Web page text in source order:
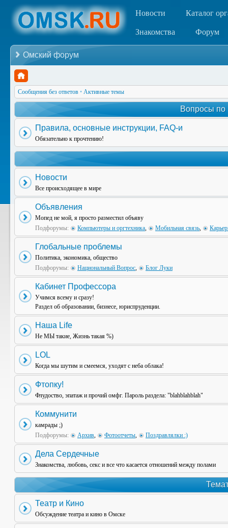
Новости Каталог
Знакомства Форум
Омский форум
Сообщения без ответов • Активные темы
Вопросы по
Правила, основные инструкции, FAQ-и
Обязательно к прочтению!
Новости
Все происходящее в мире
Объявления
Мопед не мой, я просто разместил объяву
Подфорумы:
Компьютеры и оргтехника, Мобильная связь,
Глобальные проблемы
Политика, экономика, общество
Подфорумы:
Национальный Вопрос, Блог Луки
Кабинет Профессора
Учимся всему и сразу!
Раздел об образовании, бизнесе, юриспруденции.
Наша Life
Не МЫ такие, Жизнь такая %)
LOL
Когда мы шутим и смеемся, уходят с неба облака!
Фтопку!
Флудоство, эпатаж и прочий омфг. Пароль раздела: "blahblahblah"
Коммунити
камрады ;)
Подфорумы:
Архив, Фотоотчеты, Поздравлялки :)
Дела Сердечные
Знакомства, любовь, секс и все что касается отношений между полами
Театр и Кино
Обсуждение театра и кино в Омске